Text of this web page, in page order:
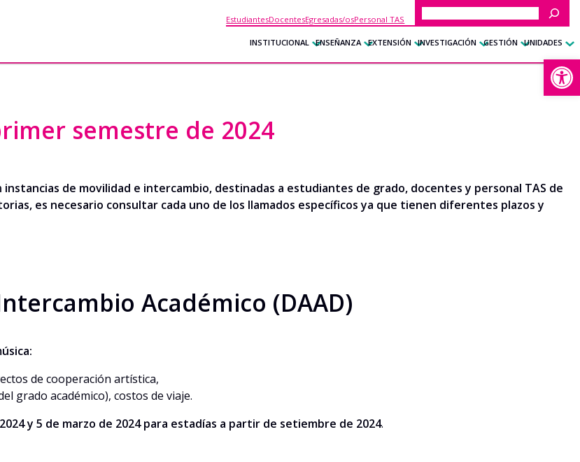
EstudiantesDocentesEgresadas/osPersonal TAS
Buscar
INSTITUCIONAL ENSEÑANZA EXTENSIÓN INVESTIGACIÓN GESTIÓN UNIDADES
semestre de 2024
de movilidad e intercambio, destinadas a estudiantes de grado, docentes y personal TAS de
es necesario consultar cada uno de los llamados específicos ya que tienen diferentes plazos y
Académico (DAAD)
de cooperación artística,
grado académico), costos de viaje.
y 5 de marzo de 2024 para estadías a partir de setiembre de 2024.